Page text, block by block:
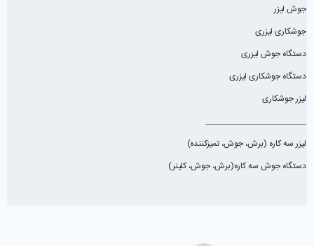
لیزر جوشکاری
________________________
لیزر سه کاره (برش، جوش، تميزكننده)
دستگاه جوش سه کاره(برش، جوش، کلینر)
بازگشت به بالا